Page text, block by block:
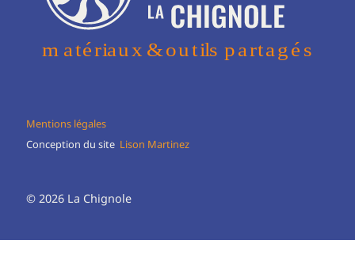
Mentions légales
Conception du site Lison Martinez
© 2026 La Chignole